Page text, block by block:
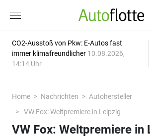
CO2-Ausstoß von Pkw: E-Autos fast
immer klimafreundlicher 10.08.2026,
14:14 Uhr
Home Nachrichten
Autohersteller
VW Fox: Weltpremiere in Leipzig
VW Fox: Weltpremiere in